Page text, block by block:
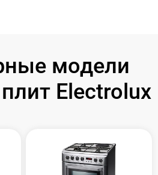
модели
Electrolux